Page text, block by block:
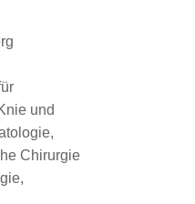
und
Chirurgie